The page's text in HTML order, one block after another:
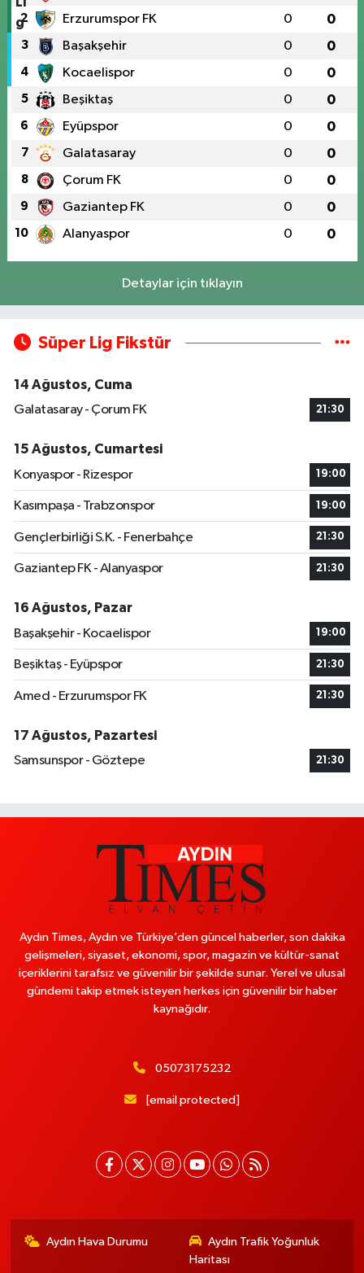
2 Erzurumspor FK 0 0
3 Başakşehir 0 0
4 Kocaelispor 0 0
5 Beşiktaş 0 0
6 Eyüpspor 0 0
7 Galatasaray 0 0
8 Çorum FK 0 0
9 Gaziantep FK 0 0
10 Alanyaspor 0 0
Detaylar için tıklayın
Süper Lig Fikstür
14 Ağustos, Cuma
Galatasaray - Çorum FK
21:30
15 Ağustos, Cumartesi
Konyaspor - Rizespor
19:00
Kasımpaşa - Trabzonspor 19:00
Gençlerbirliği S.K. - Fenerbahçe 21:30
Gaziantep FK - Alanyaspor 21:30
16 Ağustos, Pazar
Başakşehir - Kocaelispor
19:00
Beşiktaş - Eyüpspor 21:30
Amed - Erzurumspor FK 21:30
17 Ağustos, Pazartesi
Samsunspor - Göztepe
21:30
Aydın Times, Aydın ve Türkiye’den güncel haberler, son dakika
gelişmeleri, siyaset, ekonomi, spor, magazin ve kültür-sanat
içeriklerini tarafsız ve güvenilir bir şekilde sunar. Yerel ve ulusal
gündemi takip etmek isteyen herkes için güvenilir bir haber
kaynağıdır.
05073175232
[email protected]
Aydın Hava Durumu
Aydın Trafik Yoğunluk
Haritası